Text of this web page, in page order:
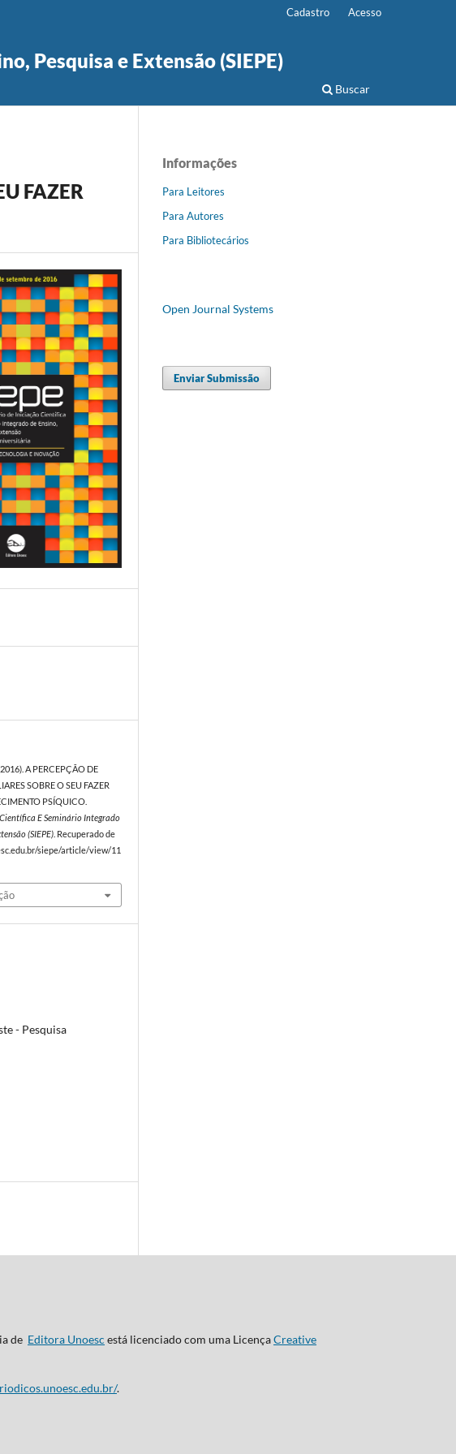
Pesquisa e Extensão (SIEPE)
Buscar
Cadastro Acesso
FAZER
A PERCEPÇÃO DE
SOBRE O SEU FAZER
PSÍQUICO.
E Seminário Integrado
(SIEPE) . Recuperado de
siepe/article/view/11
- Pesquisa
Informações
Para Leitores
Para Autores
Para Bibliotecários
Open Journal Systems
Enviar Submissão
de Editora Unoesc está licenciado com uma LicençaCreative
.